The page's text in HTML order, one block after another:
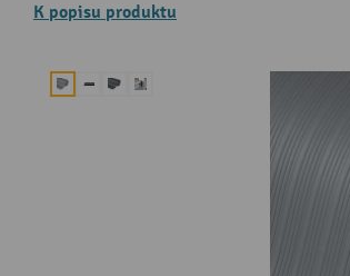
K popisu produktu